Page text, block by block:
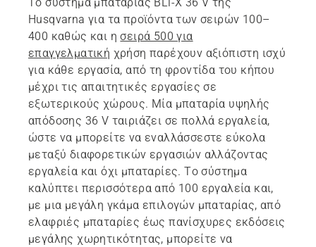
Husqvarna για τα προϊόντα των σειρών 100–
400 καθώς και ησειρά 500 για
επαγγελματική χρήση παρέχουν αξιόπιστη ισχύ
για κάθε εργασία, από τη φροντίδα του κήπου
μέχρι τις απαιτητικές εργασίες σε
εξωτερικούς χώρους. Μία μπαταρία υψηλής
απόδοσης 36 V ταιριάζει σε πολλά εργαλεία,
ώστε να μπορείτε να εναλλάσσεστε εύκολα
μεταξύ διαφορετικών εργασιών αλλάζοντας
εργαλεία και όχι μπαταρίες. Το σύστημα
καλύπτει περισσότερα από 100 εργαλεία και,
με μια μεγάλη γκάμα επιλογών μπαταρίας, από
ελαφριές μπαταρίες έως πανίσχυρες εκδόσεις
μεγάλης χωρητικότητας, μπορείτε να